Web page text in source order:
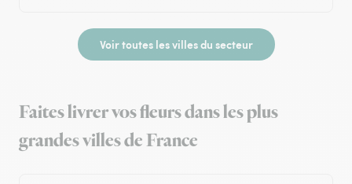
Voir toutes les villes du secteur
Faites livrer vos fleurs dans les plus
grandes villes de France